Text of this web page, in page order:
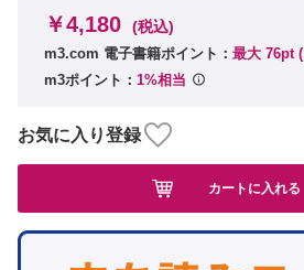
￥4,180 (税込)
m3.com 電子書籍ポイント： 最大 76pt (
m3ポイント： 1%相当
お気に入り登録
カートに入れる